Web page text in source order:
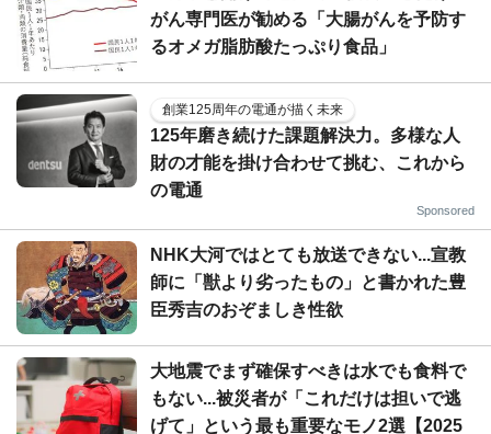
がん専門医が勧める「大腸がんを予防す
るオメガ脂肪酸たっぷり食品」
創業125周年の電通が描く未来
125年磨き続けた課題解決力。多様な人
財の才能を掛け合わせて挑む、これから
の電通
Sponsored
NHK大河ではとても放送できない...宣教
師に「獣より劣ったもの」と書かれた豊
臣秀吉のおぞましき性欲
大地震でまず確保すべきは水でも食料で
もない...被災者が「これだけは担いで逃
げて」という最も重要なモノ2選【2025